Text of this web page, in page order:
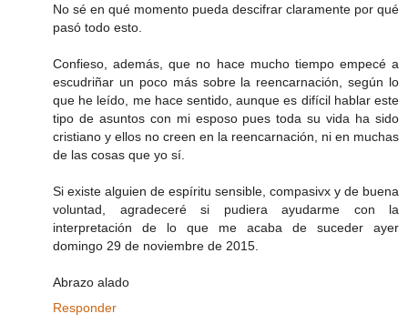
No sé en qué momento pueda descifrar claramente por qué
pasó todo esto.
Confieso, además, que no hace mucho tiempo empecé a
escudriñar un poco más sobre la reencarnación, según lo
que he leído, me hace sentido, aunque es difícil hablar este
tipo de asuntos con mi esposo pues toda su vida ha sido
cristiano y ellos no creen en la reencarnación, ni en muchas
de las cosas que yo sí.
Si existe alguien de espíritu sensible, compasivx y de buena
voluntad, agradeceré si pudiera ayudarme con la
interpretación de lo que me acaba de suceder ayer
domingo 29 de noviembre de 2015.
Abrazo alado
Responder